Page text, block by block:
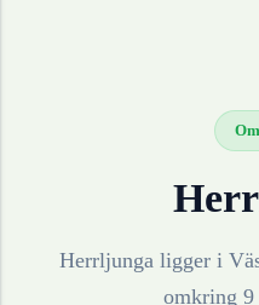
Herrljunga ligger i
omkring 9